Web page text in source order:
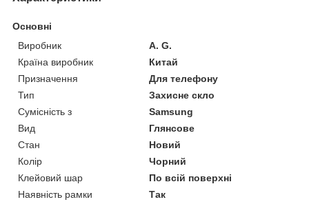
Основні
Виробник
A. G.
Країна виробник
Китай
Призначення
Для телефону
Тип
Захисне скло
Сумісність з
Samsung
Вид
Глянсове
Стан
Новий
Колір
Чорний
Клейовий шар
По всій поверхні
Наявність рамки
Так